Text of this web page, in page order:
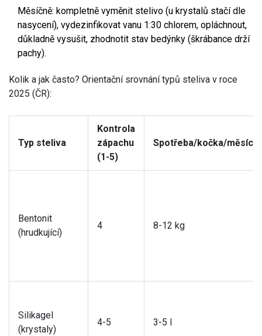
Měsíčně: kompletně vyměnit stelivo (u krystalů stačí dle
nasycení), vydezinfikovat vanu 1:30 chlorem, opláchnout,
důkladně vysušit, zhodnotit stav bedýnky (škrábance drží
pachy).
Kolik a jak často? Orientační srovnání typů steliva v roce
2025 (ČR):
Typ steliva
Kontrola
zápachu
(1-5)
Spotřeba/kočka/měsíc
Bentonit
(hrudkující)
4 8-12 kg
Silikagel
(krystaly)
4-5 3-5 l